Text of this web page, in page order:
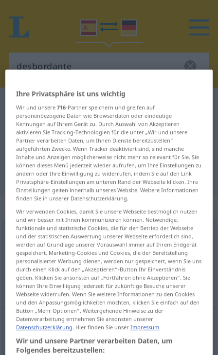
Spanisch-Deutsch Übersetzung für
"desbordante"
"desbordante" Deutsch
Übersetzung
„desbordante“ : adjetivo
desbordante [dezbɔrˈðante]adj
Übersicht aller Übersetzungen
(Für mehr Details die Übersetzung anklicken/antippen)
überquellend, überschäumend
überschäumend desbordante
Ihre Privatsphäre ist uns wichtig
Wir und unsere716-Partner speichern und greifen auf
personenbezogene Daten wie Browserdaten oder eindeutige
Kennungen auf Ihrem Gerät zu. Durch Auswahl von Akzeptieren
aktivieren Sie Tracking-Technologien für die unter „Wir und unsere
Partner verarbeiten Daten, um Ihnen Dienste bereitzustellen“
aufgeführten Zwecke. Wenn Tracker deaktiviert sind, sind manche
Inhalte und Anzeigen möglicherweise nicht mehr so relevant für Sie. Sie
können dieses Menü jederzeit wieder aufrufen, um Ihre Einstellungen zu
ändern oder Ihre Einwilligung zu widerrufen, indem Sie auf den Link
Privatsphäre-Einstellungen am unteren Rand der Webseite klicken. Ihre
Einstellungen gelten innerhalb unseres Website. Weitere Informationen
finden Sie in unserer Datenschutzerklärung.
Wir verwenden Cookies, damit Sie unsere Webseite bestmöglich nutzen
und wir besser mit Ihnen kommunizieren können. Notwendige,
funktionale und statistische Cookies, die für den Betrieb der Webseite
und der statistischen Auswertung unserer Webseite erforderlich sind,
werden auf Grundlage unserer Vorauswahl immer auf Ihrem Endgerät
gespeichert. Marketing-Cookies und Cookies, die der Bereitstellung
personalisierter Werbung dienen, werden nur gespeichert, wenn Sie uns
durch einen Klick auf den „Akzeptieren“-Button Ihr Einverständnis
geben. Klicken Sie ansonsten auf „Fortfahren ohne Akzeptieren“. Sie
können Ihre Einwilligung jederzeit für zukünftige Besuche unserer
Webseite widerrufen. Wenn Sie weitere Informationen zu den Cookies
und den Anpassungsmöglichkeiten möchten, klicken Sie einfach auf den
Button „Mehr Optionen“. Weitergehende Hinweise zu der
Datenverarbeitung entnehmen Sie ansonsten unserer
Datenschutzerklärung. Hier finden Sie unserImpressum.
Wir und unsere Partner verarbeiten Daten, um
Folgendes bereitzustellen: